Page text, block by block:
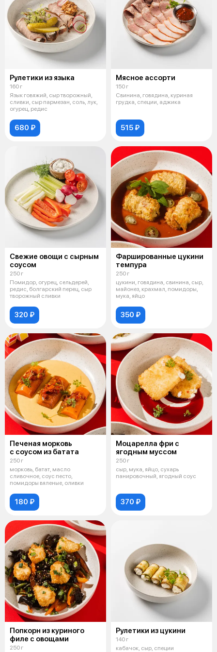
Рулетики из языка
160 г
Язык говяжий, сыр творожный,
сливки, сыр пармезан, соль, лук,
огурец, редис
680 ₽
Мясное ассорти
150 г
Свинина, говядина, куриная
грудка, специи, аджика
515 ₽
Свежие овощи с сырным
соусом
250 г
Помидор, огурец, сельдерей,
редис, болгарский перец, сыр
творожный сливки
320 ₽
Фаршированные цукини
темпура
250 г
цукини, говядина, свинина, сыр,
майонез, крахмал, помидоры,
мука, яйцо
350 ₽
Печеная морковь
с соусом из батата
250 г
морковь, батат, масло
сливочное, соус песто,
помидоры вяленые, оливки
180 ₽
Моцарелла фри с
ягодным муссом
250 г
сыр, мука, яйцо, сухарь
панировочный, ягодный соус
370 ₽
Попкорн из куриного
филе с овощами
250 г
Рулетики из цукини
140 г
кабачок, сыр, специи